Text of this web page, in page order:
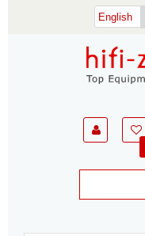
English